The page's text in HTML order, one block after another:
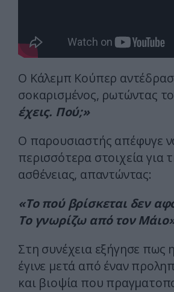
Ο Κάλεμπ Κούπερ
σοκαρισμένος, ρωτώντας
έχεις. Πού;»
Ο παρουσιαστής απέφυγε
περισσότερα στοιχεία για
ασθένειας, απαντώντας:
«Το πού βρίσκεται δεν
Το γνωρίζω από τον
Στη συνέχεια εξήγησε πως
έγινε μετά από έναν
και βιοψία που